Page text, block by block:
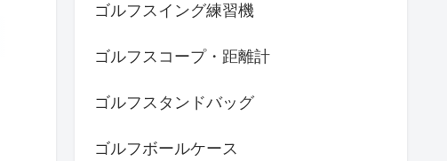
ゴルフスイング練習機
ゴルフスコープ・距離計
ゴルフスタンドバッグ
ゴルフボールケース